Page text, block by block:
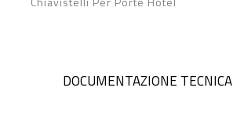
DOCUMENTAZIONE TECNICA